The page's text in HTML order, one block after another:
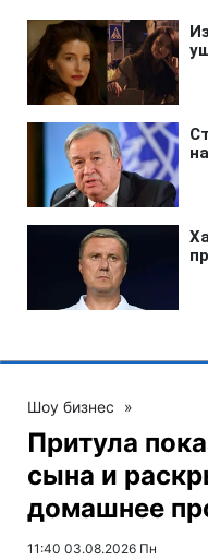
Шоу бизнес »
Притула
сына и
домашнее
11:40 03.08.2026 Пн